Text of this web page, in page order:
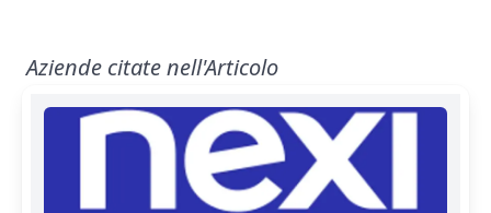
Aziende citate nell'Articolo